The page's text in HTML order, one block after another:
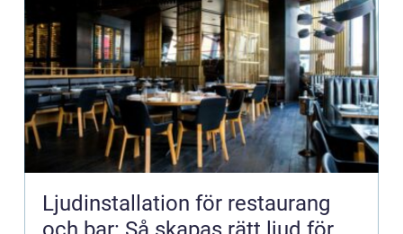
Ljudinstallation för restaurang